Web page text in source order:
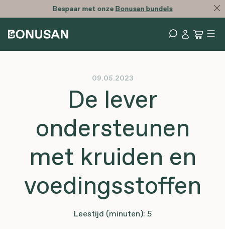
Bespaar met onzeBonusan bundels
09.05.2023
De lever
ondersteunen
met kruiden en
voedingsstoffen
Leestijd (minuten): 5